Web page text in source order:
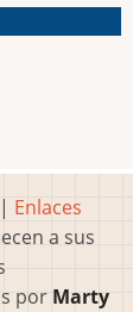
Enlaces
a sus
por Marty